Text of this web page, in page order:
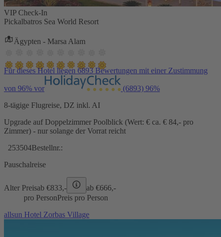
VIP Check-In
Pickalbatros Sea World Resort
Ägypten - Marsa Alam
Für dieses Hotel liegen 6893 Bewertungen mit einer Zustimmung
von 96% vor (6893) 96%
8-tägige Flugreise, DZ inkl. AI
Upgrade auf Doppelzimmer Poolblick (Wert: € ca. € 84,- pro
Zimmer) - nur solange der Vorrat reicht
253504Bestellnr.:
Pauschalreise
Alter Preisab €833,- ab €666,-
pro PersonPreis pro Person
allsun Hotel Zorbas Village